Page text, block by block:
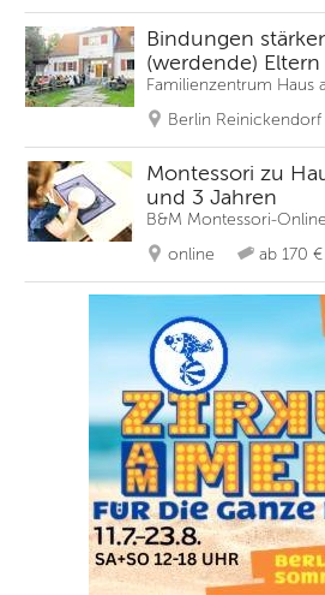
Bindungen
(werdende)
Familienzentrum Haus
Berlin Reinickendorf
Montessori zu
und 3 Jahren
B&M Montessori-
online
ab 170 €